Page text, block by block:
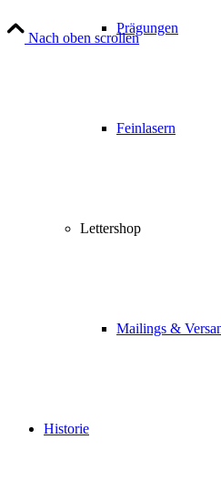
Prägungen
Feinlasern
Lettershop
Mailings &
Historie
Nach oben scrollen